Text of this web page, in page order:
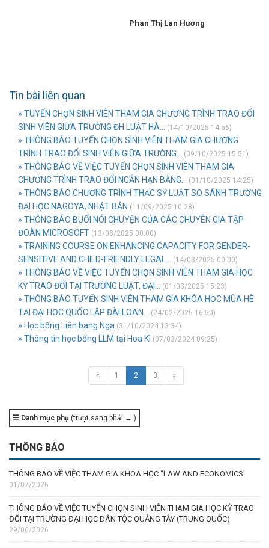
Phan Thị Lan Hương
Tin bài liên quan
» TUYỂN CHỌN SINH VIÊN THAM GIA CHƯƠNG TRÌNH TRAO ĐỔI
SINH VIÊN GIỮA TRƯỜNG ĐH LUẬT HÀ...
(14/10/2025 14:56)
» THÔNG BÁO TUYỂN CHỌN SINH VIÊN THAM GIA CHƯƠNG
TRÌNH TRAO ĐỔI SINH VIÊN GIỮA TRƯỜNG...
(09/10/2025 15:51)
» THÔNG BÁO VỀ VIỆC TUYỂN CHỌN SINH VIÊN THAM GIA
CHƯƠNG TRÌNH TRAO ĐỔI NGẮN HẠN BẰNG...
(01/10/2025 14:25)
» THÔNG BÁO CHƯƠNG TRÌNH THẠC SỸ LUẬT SO SÁNH TRƯỜNG
ĐẠI HỌC NAGOYA, NHẬT BẢN (11/09/2025 10:28)
» THÔNG BÁO BUỔI NÓI CHUYỆN CỦA CÁC CHUYÊN GIA TẬP
ĐOÀN MICROSOFT (13/08/2025 00:00)
» TRAINING COURSE ON ENHANCING CAPACITY FOR GENDER-
SENSITIVE AND CHILD-FRIENDLY LEGAL...
(14/03/2025 00:00)
» THÔNG BÁO VỀ VIỆC TUYỂN CHỌN SINH VIÊN THAM GIA HỌC
KỲ TRAO ĐỔI TẠI TRƯỜNG LUẬT, ĐẠI...
(01/03/2025 15:23)
» THÔNG BÁO TUYỂN SINH VIÊN THAM GIA KHÓA HỌC MÙA HÈ
TẠI ĐẠI HỌC QUỐC LẬP ĐÀI LOAN...
(24/02/2025 16:50)
» Học bổng Liên bang Nga (31/10/2024 13:34)
» Thông tin học bổng LLM tại Hoa Kì (07/03/2024 09:25)
« 1 2 3 »
☰ Danh mục phụ (trượt sang phải → )
THÔNG BÁO
THÔNG BÁO VỀ VIỆC THAM GIA KHOÁ HỌC “LAW AND ECONOMICS’
01/07/2026
THÔNG BÁO VỀ VIỆC TUYỂN CHỌN SINH VIÊN THAM GIA HỌC KỲ TRAO
ĐỔI TẠI TRƯỜNG ĐẠI HỌC DÂN TỘC QUẢNG TÂY (TRUNG QUỐC)
29/06/2026